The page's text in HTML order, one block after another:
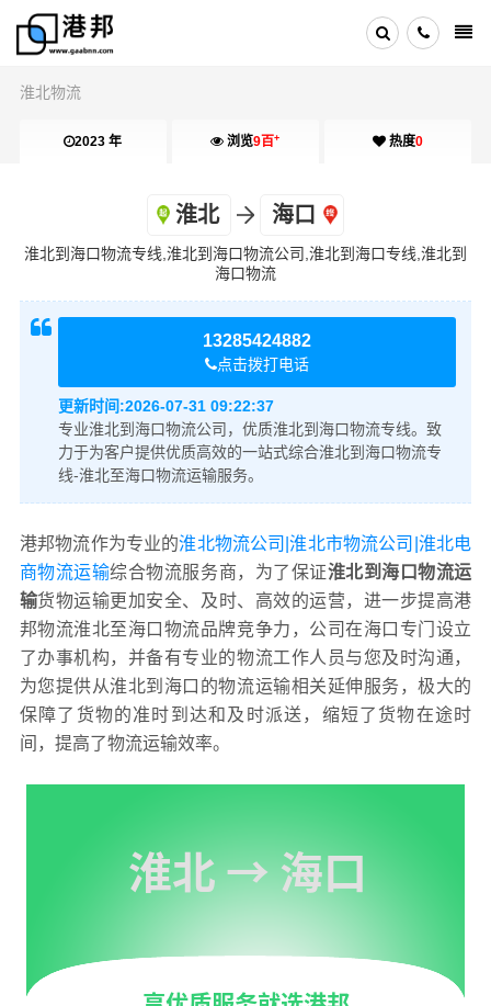
淮北物流
2023 年 浏览9百+ 热度0
淮北 海口
淮北到海口物流专线,淮北到海口物流公司,淮北到海口专线,淮北到
海口物流
13285424882
点击拨打电话
更新时间:2026-07-31 09:22:37
专业淮北到海口物流公司，优质淮北到海口物流专线。致
力于为客户提供优质高效的一站式综合淮北到海口物流专
线-淮北至海口物流运输服务。
港邦物流作为专业的淮北物流公司|淮北市物流公司|淮北电
商物流运输综合物流服务商，为了保证淮北到海口物流运
输货物运输更加安全、及时、高效的运营，进一步提高港
邦物流淮北至海口物流品牌竞争力，公司在海口专门设立
了办事机构，并备有专业的物流工作人员与您及时沟通，
为您提供从淮北到海口的物流运输相关延伸服务，极大的
保障了货物的准时到达和及时派送，缩短了货物在途时
间，提高了物流运输效率。